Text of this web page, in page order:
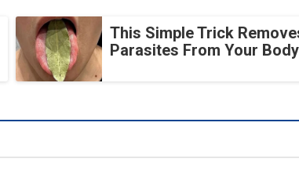
This Simple Trick
Parasites From Your